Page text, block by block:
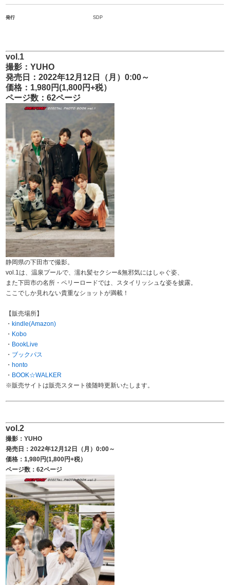
発行 SDP
vol.1
撮影：YUHO
発売日：2022年12月12日（月）0:00～
価格：1,980円(1,800円+税）
ページ数：62ページ
静岡県の下田市で撮影。
vol.1は、温泉プールで、濡れ髪セクシー&無邪気にはしゃぐ姿、
また下田市の名所・ペリーロードでは、スタイリッシュな姿を披露。
ここでしか見れない貴重なショットが満載！
【販売場所】
・ kindle(Amazon)
・ Kobo
・ BookLive
・ ブックパス
・ honto
・ BOOK☆WALKER
※販売サイトは販売スタート後随時更新いたします。
vol.2
撮影：YUHO
発売日：2022年12月12日（月）0:00～
価格：1,980円(1,800円+税）
ページ数：62ページ